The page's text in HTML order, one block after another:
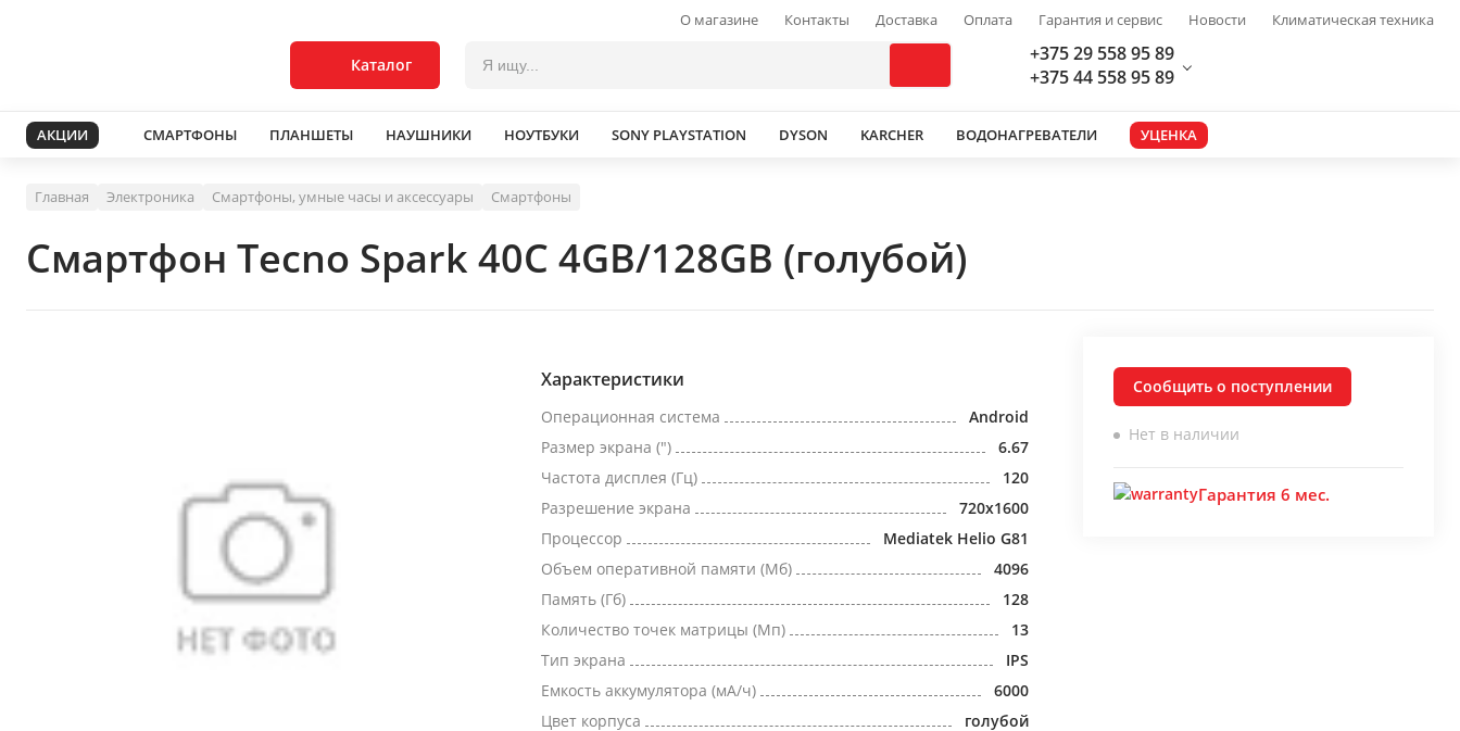
О магазине Контакты Доставка Оплата Гарантия и сервис Новости Климатическая техника
Каталог
+375 29 558 95 89
+375 44 558 95 89
АКЦИИ СМАРТФОНЫ ПЛАНШЕТЫ НАУШНИКИ НОУТБУКИ SONY PLAYSTATION DYSON KARCHER ВОДОНАГРЕВАТЕЛИ УЦЕНКА
Главная Электроника Смартфоны, умные часы и аксессуары Смартфоны
Смартфон Tecno Spark 40C 4GB/128GB (голубой)
Характеристики
Операционная система
Android
Размер экрана (")
6.67
Частота дисплея (Гц)
120
Разрешение экрана
720x1600
Процессор
Mediatek Helio G81
Объем оперативной памяти (Мб)
4096
Память (Гб)
128
Количество точек матрицы (Мп)
13
Тип экрана
IPS
Емкость аккумулятора (мА/ч)
6000
Цвет корпуса
голубой
Сообщить о поступлении
Нет в наличии
Гарантия 6 мес.